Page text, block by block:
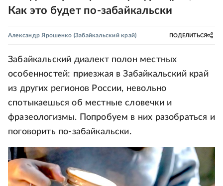
Как это будет по-забайкальски
Александр Ярошенко (Забайкальский край) ПОДЕЛИТЬСЯ
Забайкальский диалект полон местных
особенностей: приезжая в Забайкальский край
из других регионов России, невольно
спотыкаешься об местные словечки и
фразеологизмы. Попробуем в них разобраться и
поговорить по-забайкальски.